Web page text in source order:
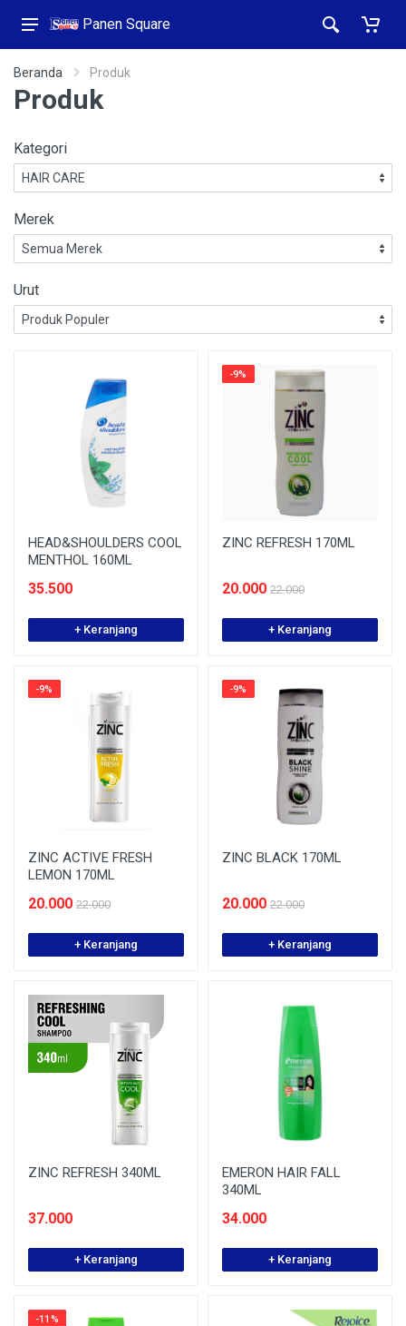
Panen Square
Beranda Produk
Produk
Kategori
Merek
Urut
HEAD&SHOULDERS COOL
MENTHOL 160ML
35.500
+ Keranjang
-9%
ZINC REFRESH 170ML
20.000 22.000
+ Keranjang
-9%
ZINC ACTIVE FRESH
LEMON 170ML
20.000 22.000
+ Keranjang
-9%
ZINC BLACK 170ML
20.000 22.000
+ Keranjang
ZINC REFRESH 340ML
37.000
+ Keranjang
EMERON HAIR FALL
340ML
34.000
+ Keranjang
-11%